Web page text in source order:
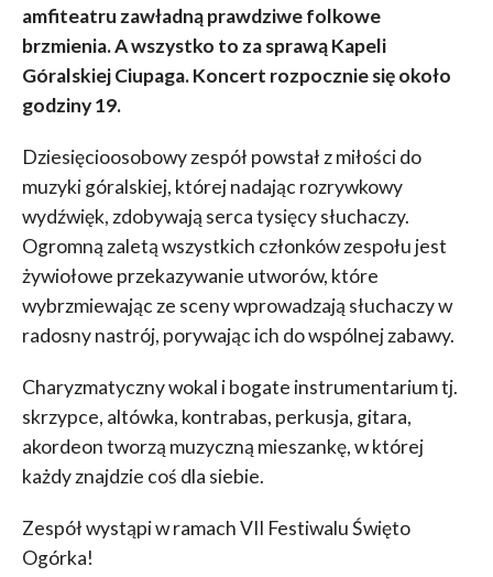
amfiteatru zawładną prawdziwe folkowe
brzmienia. A wszystko to za sprawą Kapeli
Góralskiej Ciupaga. Koncert rozpocznie się około
godziny 19.
Dziesięcioosobowy zespół powstał z miłości do
muzyki góralskiej, której nadając rozrywkowy
wydźwięk, zdobywają serca tysięcy słuchaczy.
Ogromną zaletą wszystkich członków zespołu jest
żywiołowe przekazywanie utworów, które
wybrzmiewając ze sceny wprowadzają słuchaczy w
radosny nastrój, porywając ich do wspólnej zabawy.
Charyzmatyczny wokal i bogate instrumentarium tj.
skrzypce, altówka, kontrabas, perkusja, gitara,
akordeon tworzą muzyczną mieszankę, w której
każdy znajdzie coś dla siebie.
Zespół wystąpi w ramach VII Festiwalu Święto
Ogórka!